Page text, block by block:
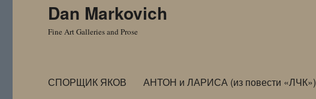
Dan Markovich
Fine Art Galleries and Prose
СПОРЩИК ЯКОВ АНТОН и ЛАРИСА (из повести «ЛЧК»)